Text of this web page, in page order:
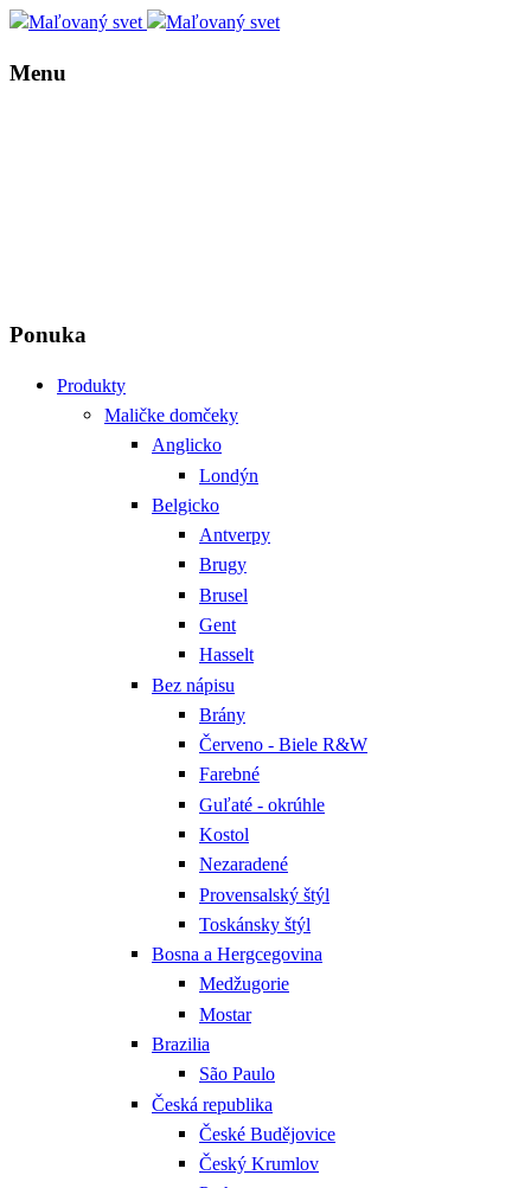
Menu
Ponuka
Produkty
Maličke domčeky
Anglicko
Londýn
Belgicko
Antverpy
Brugy
Brusel
Gent
Hasselt
Bez nápisu
Brány
Červeno - Biele R&W
Farebné
Guľaté - okrúhle
Kostol
Nezaradené
Provensalský štýl
Toskánsky štýl
Bosna a Hergcegovina
Medžugorie
Mostar
Brazilia
São Paulo
Česká republika
České Budějovice
Český Krumlov